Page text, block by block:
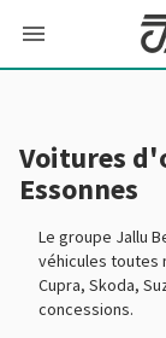
Voitures
Essonnes
Le groupe Jallu
véhicules toutes
Cupra, Skoda,
concessions.